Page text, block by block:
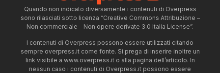
Quando non indicato diversamente i contenuti di Overpress
sono rilasciati sotto licenza “Creative Commons Attribuzione –
Non commerciale – Non opere derivate 3.0 Italia License”.
I contenuti di Overpress possono essere utilizzati citando
sempre overpress.it come fonte. Si prega di inserire inoltre un
link visibile a www.overpress.it o alla pagina dell’articolo. In
nessun caso i contenuti di Overpress.it possono essere